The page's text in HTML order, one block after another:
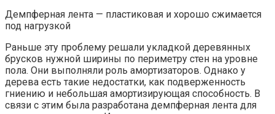
Демпферная лента — пластиковая и хорошо сжимается
под нагрузкой
Раньше эту проблему решали укладкой деревянных
брусков нужной ширины по периметру стен на уровне
пола. Они выполняли роль амортизаторов. Однако у
дерева есть такие недостатки, как подверженность
гниению и небольшая амортизирующая способность. В
связи с этим была разработана демпферная лента для